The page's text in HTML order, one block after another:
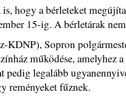
hogy a bérleteket
15-ig. A bérletárak
KDNP), Sopron
működése,
pedig legalább
reményeket fűznek.